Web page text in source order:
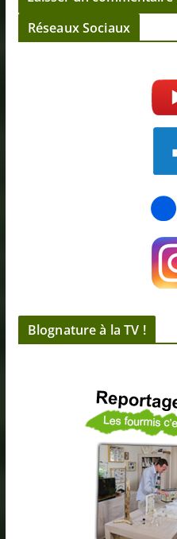
Réseaux Sociaux
Blognature à la TV !